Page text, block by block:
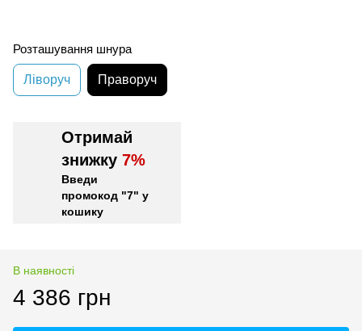
Розташування шнура
Ліворуч Праворуч
Отримай
знижку 7%
Введи
промокод "7" у
кошику
В наявності
4 386 грн